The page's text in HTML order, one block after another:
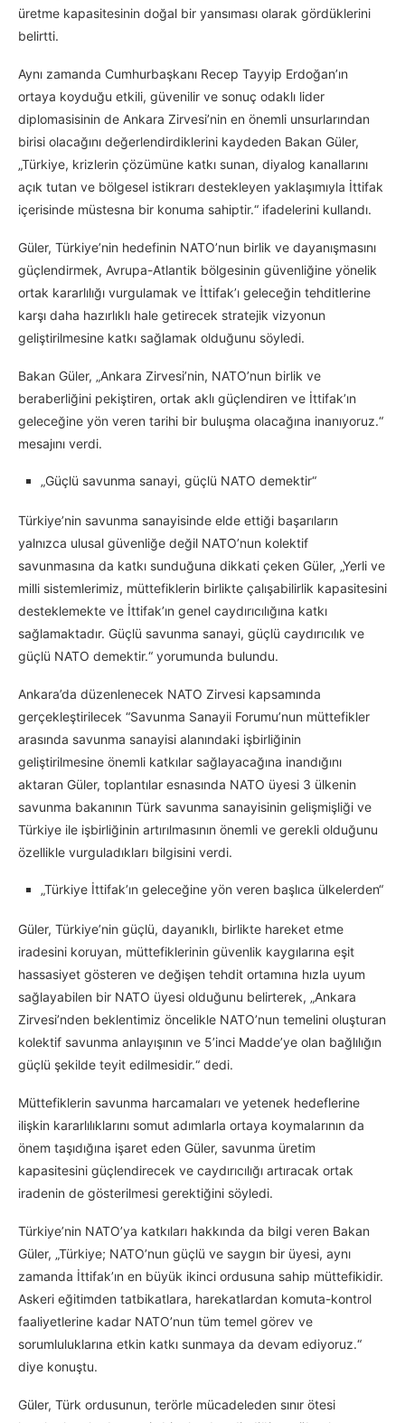
üretme kapasitesinin doğal bir yansıması olarak gördüklerini
belirtti.
Aynı zamanda Cumhurbaşkanı Recep Tayyip Erdoğan’ın
ortaya koyduğu etkili, güvenilir ve sonuç odaklı lider
diplomasisinin de Ankara Zirvesi’nin en önemli unsurlarından
birisi olacağını değerlendirdiklerini kaydeden Bakan Güler,
„Türkiye, krizlerin çözümüne katkı sunan, diyalog kanallarını
açık tutan ve bölgesel istikrarı destekleyen yaklaşımıyla İttifak
içerisinde müstesna bir konuma sahiptir.“ ifadelerini kullandı.
Güler, Türkiye’nin hedefinin NATO’nun birlik ve dayanışmasını
güçlendirmek, Avrupa-Atlantik bölgesinin güvenliğine yönelik
ortak kararlılığı vurgulamak ve İttifak’ı geleceğin tehditlerine
karşı daha hazırlıklı hale getirecek stratejik vizyonun
geliştirilmesine katkı sağlamak olduğunu söyledi.
Bakan Güler, „Ankara Zirvesi’nin, NATO’nun birlik ve
beraberliğini pekiştiren, ortak aklı güçlendiren ve İttifak’ın
geleceğine yön veren tarihi bir buluşma olacağına inanıyoruz.“
mesajını verdi.
„Güçlü savunma sanayi, güçlü NATO demektir“
Türkiye’nin savunma sanayisinde elde ettiği başarıların
yalnızca ulusal güvenliğe değil NATO’nun kolektif
savunmasına da katkı sunduğuna dikkati çeken Güler, „Yerli ve
milli sistemlerimiz, müttefiklerin birlikte çalışabilirlik kapasitesini
desteklemekte ve İttifak’ın genel caydırıcılığına katkı
sağlamaktadır. Güçlü savunma sanayi, güçlü caydırıcılık ve
güçlü NATO demektir.“ yorumunda bulundu.
Ankara’da düzenlenecek NATO Zirvesi kapsamında
gerçekleştirilecek “Savunma Sanayii Forumu’nun müttefikler
arasında savunma sanayisi alanındaki işbirliğinin
geliştirilmesine önemli katkılar sağlayacağına inandığını
aktaran Güler, toplantılar esnasında NATO üyesi 3 ülkenin
savunma bakanının Türk savunma sanayisinin gelişmişliği ve
Türkiye ile işbirliğinin artırılmasının önemli ve gerekli olduğunu
özellikle vurguladıkları bilgisini verdi.
„Türkiye İttifak’ın geleceğine yön veren başlıca ülkelerden“
Güler, Türkiye’nin güçlü, dayanıklı, birlikte hareket etme
iradesini koruyan, müttefiklerinin güvenlik kaygılarına eşit
hassasiyet gösteren ve değişen tehdit ortamına hızla uyum
sağlayabilen bir NATO üyesi olduğunu belirterek, „Ankara
Zirvesi’nden beklentimiz öncelikle NATO’nun temelini oluşturan
kolektif savunma anlayışının ve 5’inci Madde’ye olan bağlılığın
güçlü şekilde teyit edilmesidir.“ dedi.
Müttefiklerin savunma harcamaları ve yetenek hedeflerine
ilişkin kararlılıklarını somut adımlarla ortaya koymalarının da
önem taşıdığına işaret eden Güler, savunma üretim
kapasitesini güçlendirecek ve caydırıcılığı artıracak ortak
iradenin de gösterilmesi gerektiğini söyledi.
Türkiye’nin NATO’ya katkıları hakkında da bilgi veren Bakan
Güler, „Türkiye; NATO’nun güçlü ve saygın bir üyesi, aynı
zamanda İttifak’ın en büyük ikinci ordusuna sahip müttefikidir.
Askeri eğitimden tatbikatlara, harekatlardan komuta-kontrol
faaliyetlerine kadar NATO’nun tüm temel görev ve
sorumluluklarına etkin katkı sunmaya da devam ediyoruz.“
diye konuştu.
Güler, Türk ordusunun, terörle mücadeleden sınır ötesi